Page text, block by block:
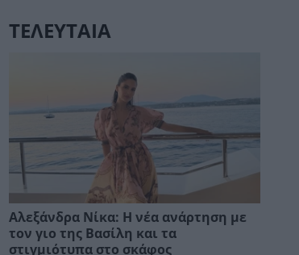
ΤΕΛΕΥΤΑΙΑ
Αλεξάνδρα Νίκα: Η νέα ανάρτηση με
τον γιο της Βασίλη και τα
στιγμιότυπα στο σκάφος